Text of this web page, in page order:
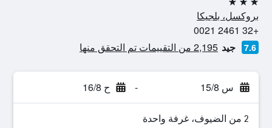
3 نجوم
بروكسل، بلجيكا
+32 2461 0021
7.6 جيد 2,195 من التقييمات تم التحقق منها
س 15/8 - ح 16/8
2 من الضيوف، غرفة واحدة